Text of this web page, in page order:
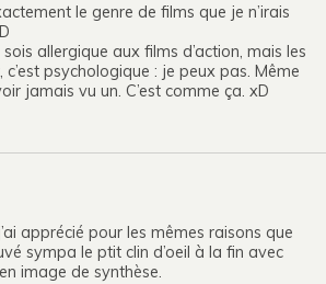
le genre de films que je n’irais
allergique aux films d’action, mais les
psychologique : je peux pas. Même
jamais vu un. C’est comme ça. xD
apprécié pour les mêmes raisons que
sympa le ptit clin d’oeil à la fin avec
image de synthèse.